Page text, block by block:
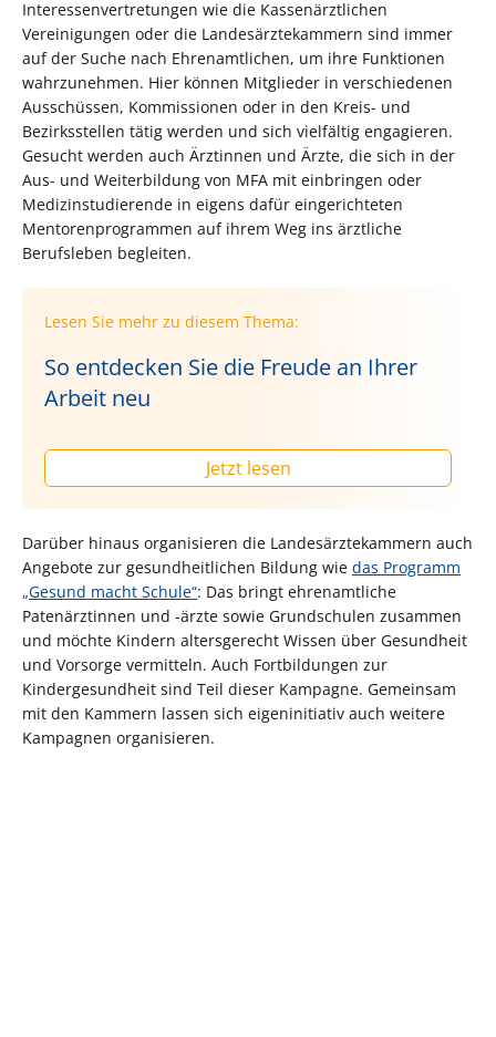
Interessenvertretungen wie die Kassenärztlichen
Vereinigungen oder die Landesärztekammern sind immer
auf der Suche nach Ehrenamtlichen, um ihre Funktionen
wahrzunehmen. Hier können Mitglieder in verschiedenen
Ausschüssen, Kommissionen oder in den Kreis- und
Bezirksstellen tätig werden und sich vielfältig engagieren.
Gesucht werden auch Ärztinnen und Ärzte, die sich in der
Aus- und Weiterbildung von MFA mit einbringen oder
Medizinstudierende in eigens dafür eingerichteten
Mentorenprogrammen auf ihrem Weg ins ärztliche
Berufsleben begleiten.
Lesen Sie mehr zu diesem Thema:
So entdecken Sie die Freude an Ihrer
Arbeit neu
Jetzt lesen
Darüber hinaus organisieren die Landesärztekammern auch
Angebote zur gesundheitlichen Bildung wie das Programm
„Gesund macht Schule“: Das bringt ehrenamtliche
Patenärztinnen und -ärzte sowie Grundschulen zusammen
und möchte Kindern altersgerecht Wissen über Gesundheit
und Vorsorge vermitteln. Auch Fortbildungen zur
Kindergesundheit sind Teil dieser Kampagne. Gemeinsam
mit den Kammern lassen sich eigeninitiativ auch weitere
Kampagnen organisieren.